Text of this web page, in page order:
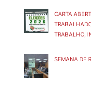
CARTA
TRABALHO,
SEMANA DE